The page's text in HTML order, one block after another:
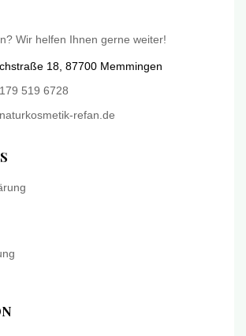
Wir helfen Ihnen gerne weiter!
18, 87700 Memmingen
519 6728
refan.de